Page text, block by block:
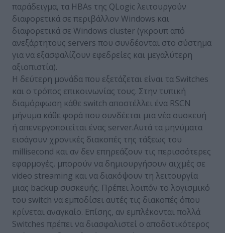
παράδειγμα, τα HBAs της QLogic λειτουργούν
διαφορετικά σε περιβάλλον Windows και
διαφορετικά σε Windows cluster (γκρουπ από
ανεξάρτητους servers που συνδέονται στο σύστημα
για να εξασφαλίζουν εφεδρείες και μεγαλύτερη
αξιοπιστία).
Η δεύτερη μονάδα που εξετάζεται είναι τα Switches
και ο τρόπος επικοινωνίας τους. Στην τυπική
διαμόρφωση κάθε switch αποστέλλει ένα RSCN
μήνυμα κάθε φορά που συνδέεται μια νέα συσκευή
ή απενεργοποιείται ένας server.Αυτά τα μηνύματα
εισάγουν χρονικές διακοπές της τάξεως του
millisecond και αν δεν επηρεάζουν τις περισσότερες
εφαρμογές, μπορούν να δημιουργήσουν αιχμές σε
video streaming και να διακόψουν τη λειτουργία
μιας backup συσκευής. Πρέπει λοιπόν το λογισμικό
του switch να εμποδίσει αυτές τις διακοπές όπου
κρίνεται αναγκαίο. Επίσης, αν εμπλέκονται πολλά
Switches πρέπει να διασφαλιστεί ο αποδοτικότερος